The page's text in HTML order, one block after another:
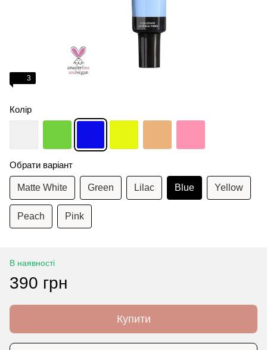
3
Колір
Обрати варіант
Matte White Green Lilac Blue Yellow
Peach Pink
В наявності
390 грн
Купити